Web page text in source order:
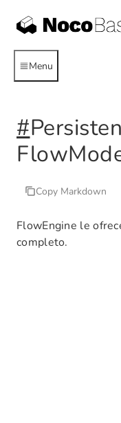
Menu
#
Copy Markdown
FlowEngine le
completo.